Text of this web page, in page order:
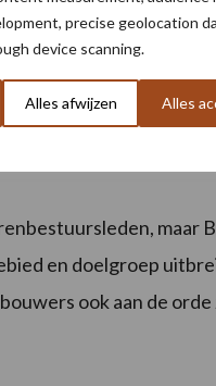
precise geolocation
device scanning.
Alles afwijzen Alles
is de VKA een
Gouden partners
Zilveren
maar
en doelgroep
ook aan de orde